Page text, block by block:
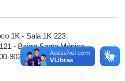
1K - Sala 1K 223
- Bairro Santa Mônica
902